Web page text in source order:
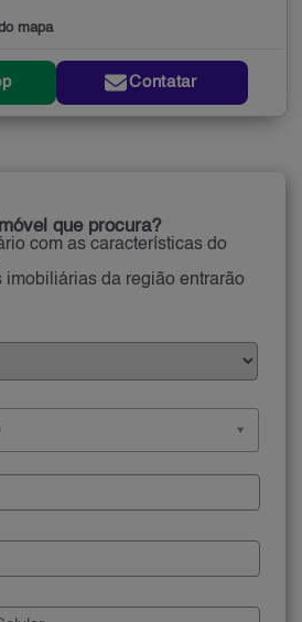
mapa
Contatar
que procura?
com as características do
imobiliárias da região entrarão